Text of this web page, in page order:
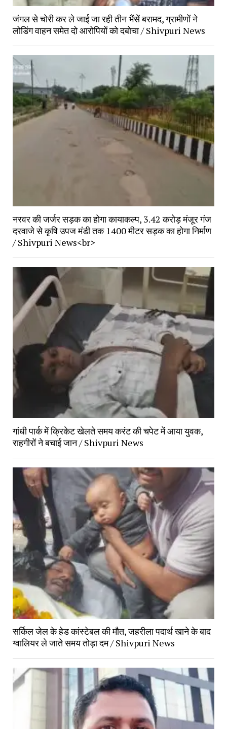
जंगल से चोरी कर ले जाई जा रही तीन भैंसें बरामद, ग्रामीणों ने
लोडिंग वाहन समेत दो आरोपियों को दबोचा / Shivpuri News
नरवर की जर्जर सड़क का होगा कायाकल्प, 3.42 करोड़ मंजूर गंज
दरवाजे से कृषि उपज मंडी तक 1400 मीटर सड़क का होगा निर्माण
/ Shivpuri News<br>
गांधी पार्क में क्रिकेट खेलते समय करंट की चपेट में आया युवक,
राहगीरों ने बचाई जान / Shivpuri News
सर्किल जेल के हेड कांस्टेबल की मौत, जहरीला पदार्थ खाने के बाद
ग्वालियर ले जाते समय तोड़ा दम / Shivpuri News